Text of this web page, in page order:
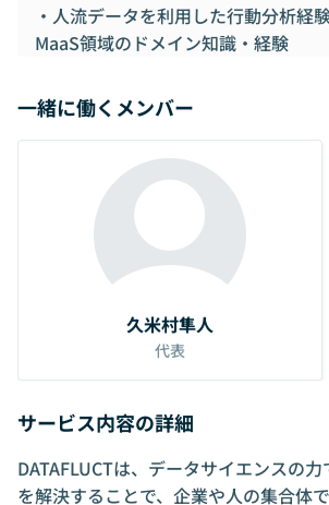
・人流データを利用した行動分析経
MaaS領域のドメイン知識・経験
一緒に働くメンバー
久米村隼人
代表
サービス内容の詳細
DATAFLUCTは、データサイエンスの力
を解決することで、企業や人の集合体